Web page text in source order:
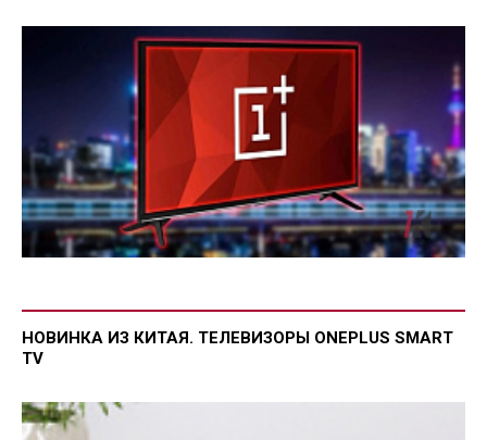
НОВИНКА ИЗ КИТАЯ. ТЕЛЕВИЗОРЫ ONEPLUS SMART
TV